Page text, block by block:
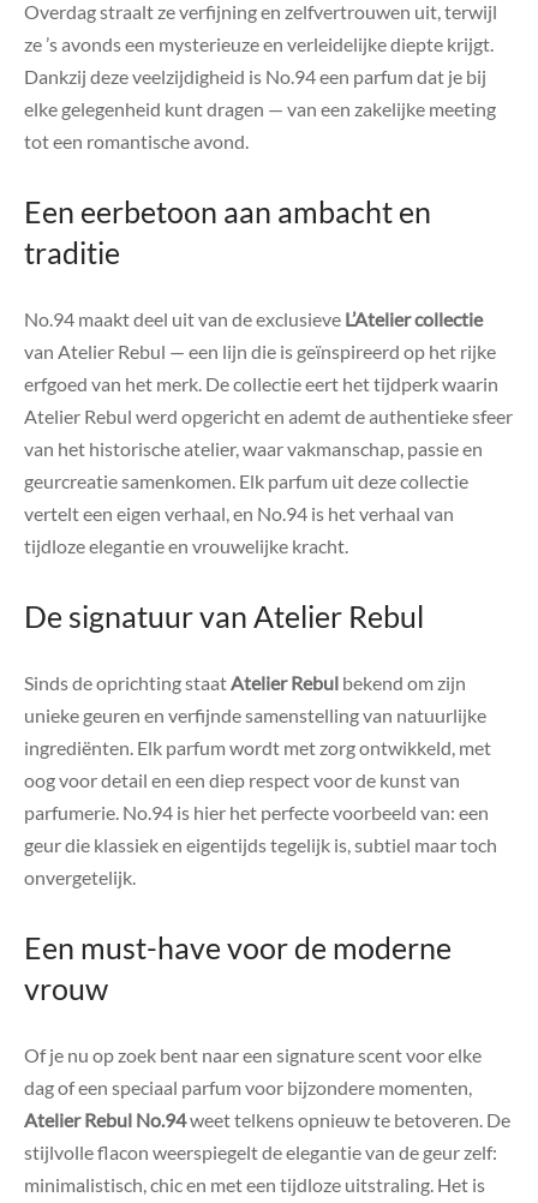
Overdag straalt ze verfijning en zelfvertrouwen uit, terwijl
ze ’s avonds een mysterieuze en verleidelijke diepte krijgt.
Dankzij deze veelzijdigheid is No.94 een parfum dat je bij
elke gelegenheid kunt dragen — van een zakelijke meeting
tot een romantische avond.
Een eerbetoon aan ambacht en
traditie
No.94 maakt deel uit van de exclusieve L’Atelier collectie
van Atelier Rebul — een lijn die is geïnspireerd op het rijke
erfgoed van het merk. De collectie eert het tijdperk waarin
Atelier Rebul werd opgericht en ademt de authentieke sfeer
van het historische atelier, waar vakmanschap, passie en
geurcreatie samenkomen. Elk parfum uit deze collectie
vertelt een eigen verhaal, en No.94 is het verhaal van
tijdloze elegantie en vrouwelijke kracht.
De signatuur van Atelier Rebul
Sinds de oprichting staatAtelier Rebul bekend om zijn
unieke geuren en verfijnde samenstelling van natuurlijke
ingrediënten. Elk parfum wordt met zorg ontwikkeld, met
oog voor detail en een diep respect voor de kunst van
parfumerie. No.94 is hier het perfecte voorbeeld van: een
geur die klassiek en eigentijds tegelijk is, subtiel maar toch
onvergetelijk.
Een must-have voor de moderne
vrouw
Of je nu op zoek bent naar een signature scent voor elke
dag of een speciaal parfum voor bijzondere momenten,
Atelier Rebul No.94weet telkens opnieuw te betoveren. De
stijlvolle flacon weerspiegelt de elegantie van de geur zelf:
minimalistisch, chic en met een tijdloze uitstraling. Het is